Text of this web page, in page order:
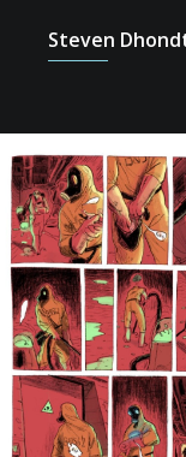
Steven